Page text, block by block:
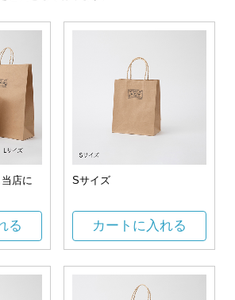
店に
る
Sサイズ
カートに入れる